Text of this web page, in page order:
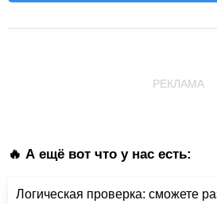
РЕКЛАМА
🔥 А ещё вот что у нас есть:
Логическая проверка: сможете